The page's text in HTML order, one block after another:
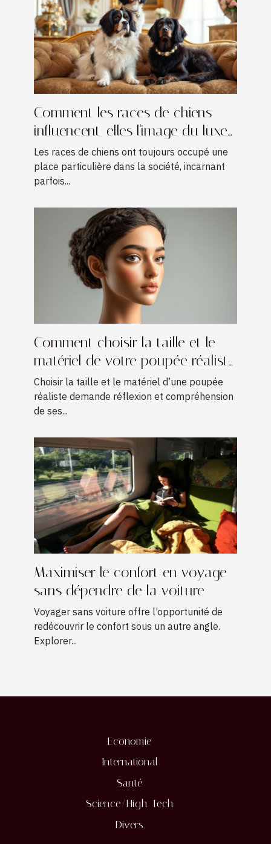
Comment les races de chiens
influencent-elles l'image du luxe
?
Les races de chiens ont toujours occupé une
place particulière dans la société, incarnant
parfois...
Comment choisir la taille et le
matériel de votre poupée réaliste
?
Choisir la taille et le matériel d’une poupée
réaliste demande réflexion et compréhension
de ses...
Maximiser le confort en voyage
sans dépendre de la voiture
Voyager sans voiture offre l’opportunité de
redécouvrir le confort sous un autre angle.
Explorer...
Economie
International
Santé
Science/High-Tech
Divers